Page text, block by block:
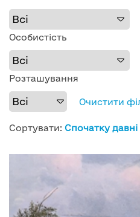
Особистість
Розташування
Очистити
Сортувати: Спочатку давні